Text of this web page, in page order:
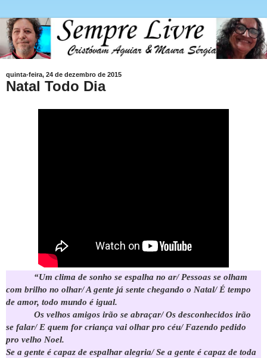
quinta-feira, 24 de dezembro de 2015
Natal Todo Dia
“Um clima de sonho se espalha no ar/ Pessoas se olham
com brilho no olhar/ A gente já sente chegando o Natal/ É tempo
de amor, todo mundo é igual.
Os velhos amigos irão se abraçar/ Os desconhecidos irão
se falar/ E quem for criança vai olhar pro céu/ Fazendo pedido
pro velho Noel.
Se a gente é capaz de espalhar alegria/ Se a gente é capaz de toda